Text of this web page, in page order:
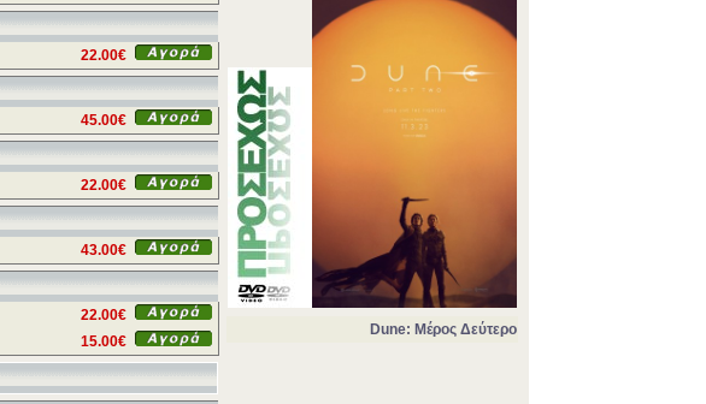
22.00€
45.00€
22.00€
43.00€
22.00€
15.00€
Dune: Μέρος Δεύτερο